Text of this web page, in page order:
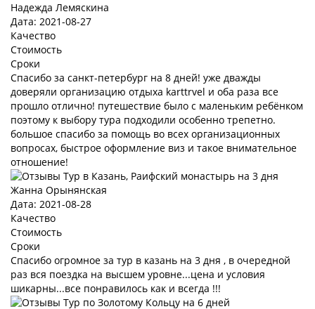
Надежда Лемяскина
Дата: 2021-08-27
Качество
Стоимость
Сроки
Спасибо за санкт-петербург на 8 дней! уже дважды
доверяли организацию отдыха karttrvel и оба раза все
прошло отлично! путешествие было с маленьким ребёнком
поэтому к выбору тура подходили особенно трепетно.
большое спасибо за помощь во всех организационных
вопросах, быстрое оформление виз и такое внимательное
отношение!
Жанна Орынянская
Дата: 2021-08-28
Качество
Стоимость
Сроки
Спасибо огромное за тур в казань на 3 дня , в очередной
раз вся поездка на высшем уровне...цена и условия
шикарны...все понравилось как и всегда !!!